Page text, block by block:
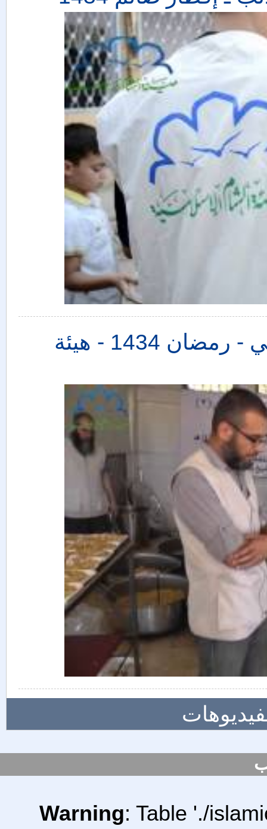
مطابخ ريف حماة وريف إدلب الجنوبي - رمضان 1434 - هيئة
Warning: Table './